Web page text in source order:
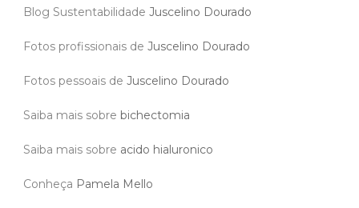
Blog Sustentabilidade Juscelino Dourado
Fotos profissionais de Juscelino Dourado
Fotos pessoais de Juscelino Dourado
Saiba mais sobre bichectomia
Saiba mais sobre acido hialuronico
Conheça Pamela Mello